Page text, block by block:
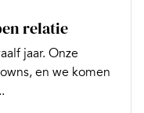
relatie
jaar. Onze
en we komen